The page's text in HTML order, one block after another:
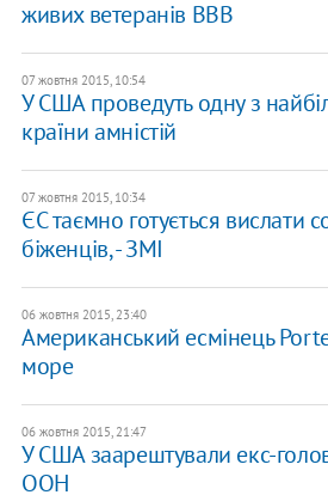
живих ветеранів ВВВ
07 жовтня 2015, 10:54
​У США проведуть одну з
країни амністій
07 жовтня 2015, 10:34
ЄС таємно готується вислати
біженців, - ЗМІ
06 жовтня 2015, 23:40
Американський есмінець
море
06 жовтня 2015, 21:47
У США заарештували екс-
ООН